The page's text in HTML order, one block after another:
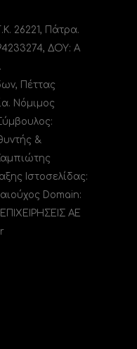
26221, Πάτρα.
ΔΟΥ: A
Πέττας
Νόμιμος
&
Ιστοσελίδας:
Domain:
ΑΕ